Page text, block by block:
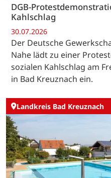
DGB-
Kahlschlag
30.07.2026
Der Deutsche
Nahe lädt zu einer
sozialen Kahlschlag am
in Bad Kreuznach ein.
Landkreis Bad Kreuznach